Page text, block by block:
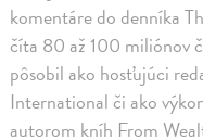
komentáre do denníka
číta 80 až 100 miliónov
pôsobil ako hosťujúci
International či ako
autorom kníh From